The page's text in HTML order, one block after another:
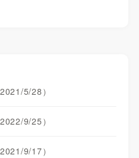
5/28）
9/25）
9/17）